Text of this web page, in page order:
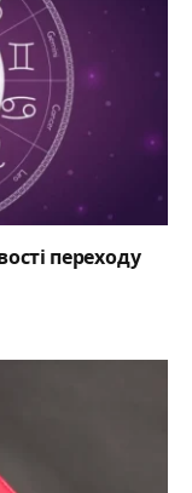
переходу